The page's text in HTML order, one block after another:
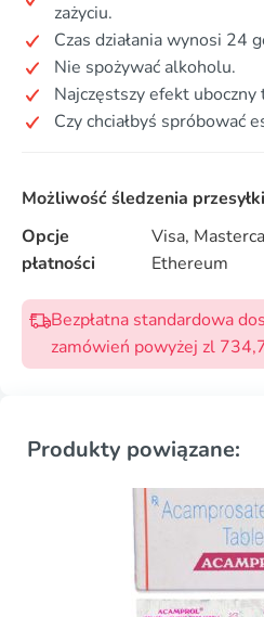
zażyciu.
Czas działania wynosi 24
Nie spożywać alkoholu.
Najczęstszy efekt uboczny
Czy chciałbyś spróbować
Możliwość śledzenia przesyłki
Opcje
płatności
Visa,
Ethereum
Bezpłatna standardowa
zamówień powyżej zl
Produkty powiązane: